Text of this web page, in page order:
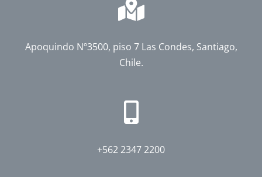
Apoquindo Nº3500, piso 7 Las Condes, Santiago,
Chile.
+562 2347 2200